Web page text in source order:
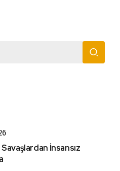
Savaşlardan İnsansız